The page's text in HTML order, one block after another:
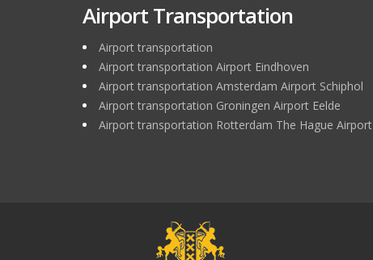
Airport Transportation
Airport transportation
Airport transportation Airport Eindhoven
Airport transportation Amsterdam Airport Schiphol
Airport transportation Groningen Airport Eelde
Airport transportation Rotterdam The Hague Airport